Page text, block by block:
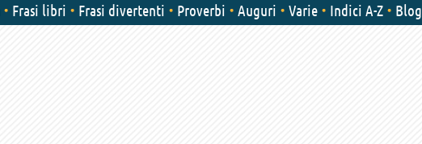
Frasi libri Frasi divertenti Proverbi Auguri Varie Indici A-Z Blog